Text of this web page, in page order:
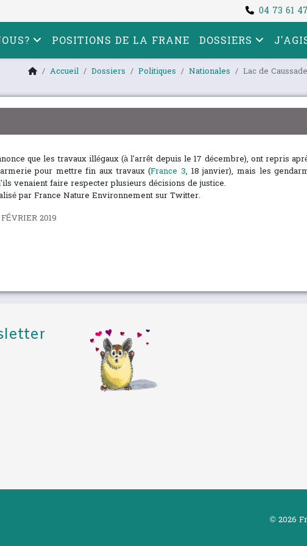
04 73 61
POSITIONS DE LA FRANE DOSSIERS
Accueil Dossiers Politiques Nationales Lac de Caussade
que les travaux illégaux (à l'arrêt depuis le 17 décembre), ont repris
pour mettre fin aux travaux (France 3, 18 janvier), mais les
venaient faire respecter plusieurs décisions de justice.
par France Nature Environnement sur Twitter.
2019
prête aux chocs climatiques inévitables d'ici 2050
© 2026